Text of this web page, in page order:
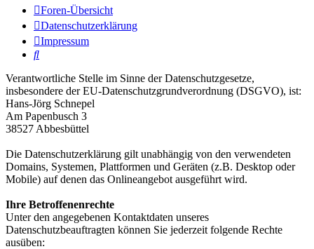
Foren-Übersicht
Datenschutzerklärung
Impressum
Suche
Verantwortliche Stelle im Sinne der Datenschutzgesetze,
insbesondere der EU-Datenschutzgrundverordnung (DSGVO), ist:
Hans-Jörg Schnepel
Am Papenbusch 3
38527 Abbesbüttel
Die Datenschutzerklärung gilt unabhängig von den verwendeten
Domains, Systemen, Plattformen und Geräten (z.B. Desktop oder
Mobile) auf denen das Onlineangebot ausgeführt wird.
Ihre Betroffenenrechte
Unter den angegebenen Kontaktdaten unseres
Datenschutzbeauftragten können Sie jederzeit folgende Rechte
ausüben: